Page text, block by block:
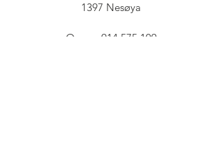
1397 Nesøya
Orgnr.  914 575 109